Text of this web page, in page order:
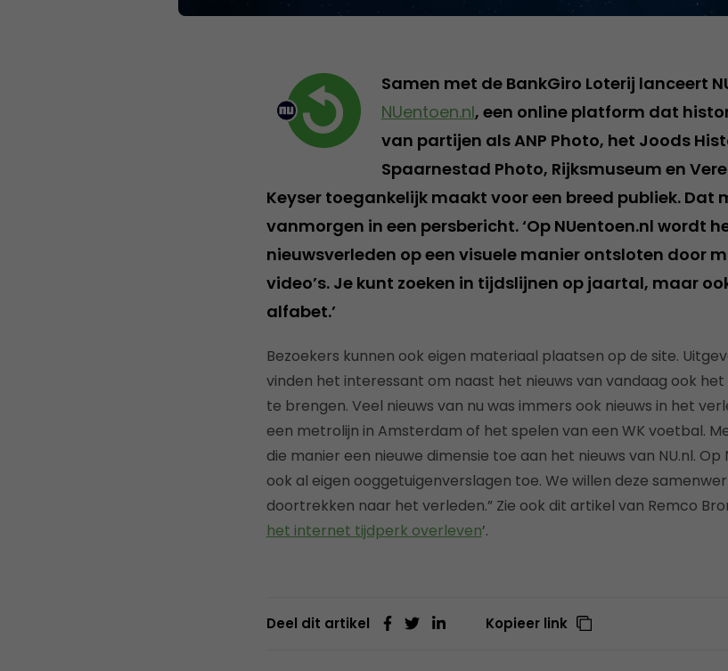
Samen met de BankGiro Loterij lanceert
NUentoen.nl, een online platform dat
van partijen als ANP Photo, het Joods
Spaarnestad Photo, Rijksmuseum en
Keyser toegankelijk maakt voor een breed publiek. Dat
vanmorgen in een persbericht. ‘Op NUentoen.nl wordt
nieuwsverleden op een visuele manier ontsloten door
video’s. Je kunt zoeken in tijdslijnen op jaartal, maar
alfabet.’
Bezoekers kunnen ook eigen materiaal plaatsen op de site.
vinden het interessant om naast het nieuws van vandaag ook
te brengen. Veel nieuws van nu was immers ook nieuws in het
een metrolijn in Amsterdam of het spelen van een WK voetbal.
die manier een nieuwe dimensie toe aan het nieuws van NU.nl.
ook al eigen ooggetuigenverslagen toe. We willen deze
doortrekken naar het verleden.” Zie ook dit artikel van Remco
het internet tijdperk overleven’.
Deel dit artikel Kopieer link